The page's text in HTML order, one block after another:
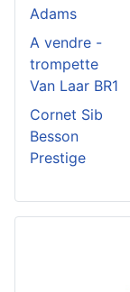
Adams
A vendre -
trompette
Van Laar BR1
Cornet Sib
Besson
Prestige